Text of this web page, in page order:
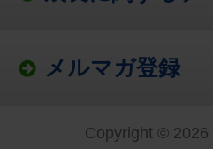
メルマガ登録
Copyright ©